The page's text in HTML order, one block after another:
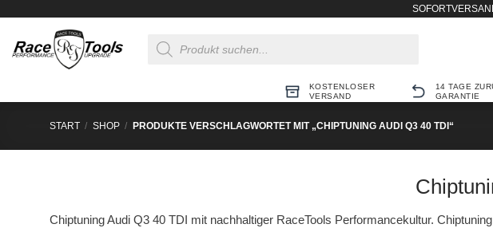
springen
search
KOSTENLOSER
VERSAND
14 TAGE
GARANTIE
START / SHOP / PRODUKTE VERSCHLAGWORTET MIT „CHIPTUNING AUDI Q3 40 TDI“
Chiptuning Audi Q3 40 TDI mit nachhaltiger RaceTools Performancekultur.